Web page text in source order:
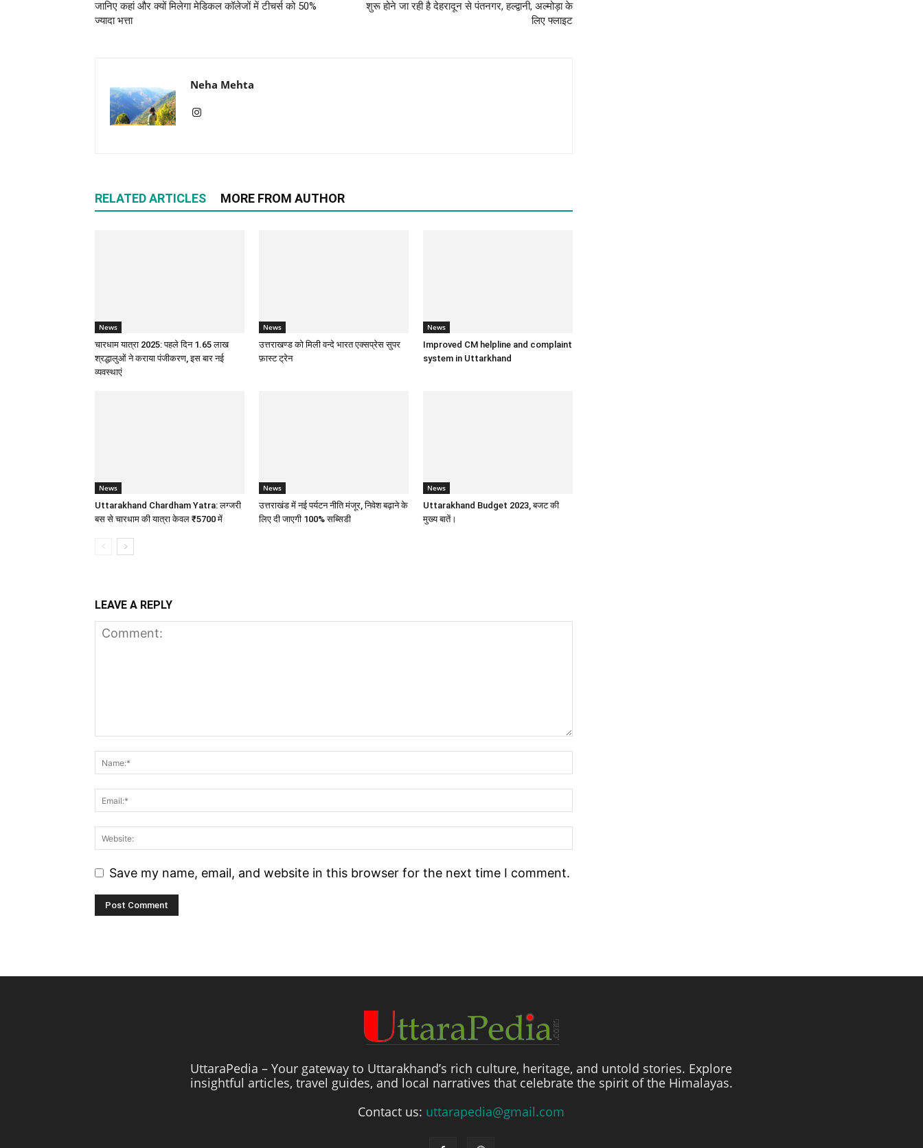
जानिए कहां और क्यों मिलेगा मेडिकल कॉलेजों में टीचर्स को 50%
ज्यादा भत्ता
शुरू होने जा रही है देहरादून से पंतनगर, हल्द्वानी, अल्मोड़ा के
लिए फ्लाइट
Neha Mehta
RELATED ARTICLES MORE FROM AUTHOR
News
चारधाम यात्रा 2025: पहले दिन 1.65 लाख
श्रद्धालुओं ने कराया पंजीकरण, इस बार नई
व्यवस्थाएं
News
उत्तराखण्ड को मिली वन्दे भारत एक्सप्रेस सुपर
फ़ास्ट ट्रेन
News
Improved CM helpline and complaint
system in Uttarkhand
News
Uttarakhand Chardham Yatra: लग्जरी
बस से चारधाम की यात्रा केवल ₹5700 में
News
उत्तराखंड में नई पर्यटन नीति मंजूर, निवेश बढ़ाने के
लिए दी जाएगी 100% सब्सिडी
News
Uttarakhand Budget 2023, बजट की
मुख्य बातें।
LEAVE A REPLY
Save my name, email, and website in this browser for the next time I comment.
UttaraPedia – Your gateway to Uttarakhand’s rich culture, heritage, and untold stories. Explore
insightful articles, travel guides, and local narratives that celebrate the spirit of the Himalayas.
Contact us: uttarapedia@gmail.com